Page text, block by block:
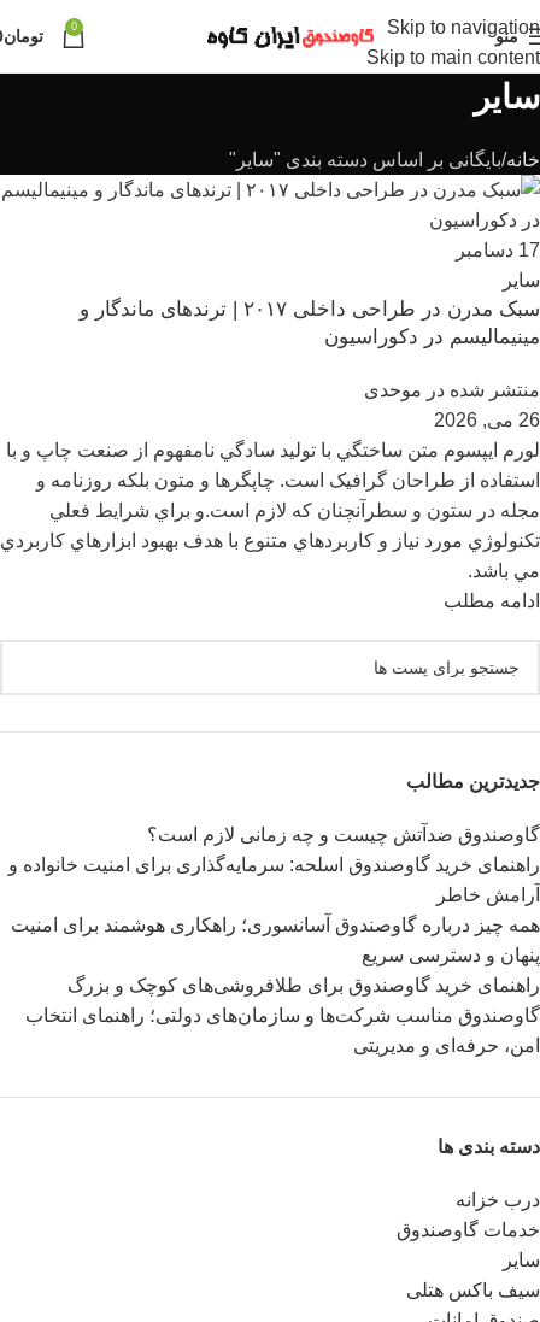
Skip to navigation
Skip to main content
منو 0 تومان
سایر
خانه بایگانی بر اساس دسته بندی "سایر"
17 دسامبر
سایر
سبک مدرن در طراحی داخلی ۲۰۱۷ | ترندهای ماندگار و
مینیمالیسم در دکوراسیون
منتشر شده در موحدی
26 می, 2026
لورم ايپسوم متن ساختگي با توليد سادگي نامفهوم از صنعت چاپ و با
استفاده از طراحان گرافيک است. چاپگرها و متون بلکه روزنامه و
مجله در ستون و سطرآنچنان که لازم است.و براي شرايط فعلي
تکنولوژي مورد نياز و کاربردهاي متنوع با هدف بهبود ابزارهاي کاربردي
مي باشد.
ادامه مطلب
جدیدترین مطالب
گاوصندوق ضدآتش چیست و چه زمانی لازم است؟
راهنمای خرید گاوصندوق اسلحه: سرمایه‌گذاری برای امنیت خانواده و
آرامش خاطر
همه چیز درباره گاوصندوق آسانسوری؛ راهکاری هوشمند برای امنیت
پنهان و دسترسی سریع
راهنمای خرید گاوصندوق برای طلافروشی‌های کوچک و بزرگ
گاوصندوق مناسب شرکت‌ها و سازمان‌های دولتی؛ راهنمای انتخاب
امن، حرفه‌ای و مدیریتی
دسته بندی ها
درب خزانه
خدمات گاوصندوق
سایر
سیف باکس هتلی